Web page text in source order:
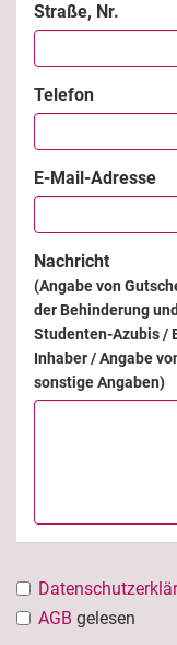
Straße, Nr.
Telefon
E-Mail-Adresse
Nachricht
(Angabe von
der Behinderung
Studenten-Azubis /
Inhaber / Angabe
sonstige Angaben)
AGB gelesen